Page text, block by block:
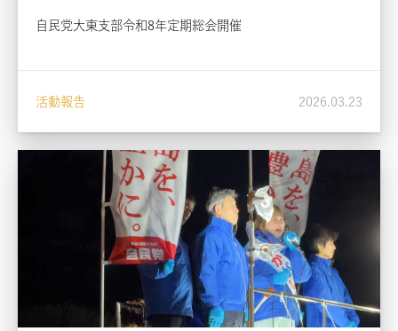
自民党大東支部令和8年定期総会開催
活動報告 2026.03.23